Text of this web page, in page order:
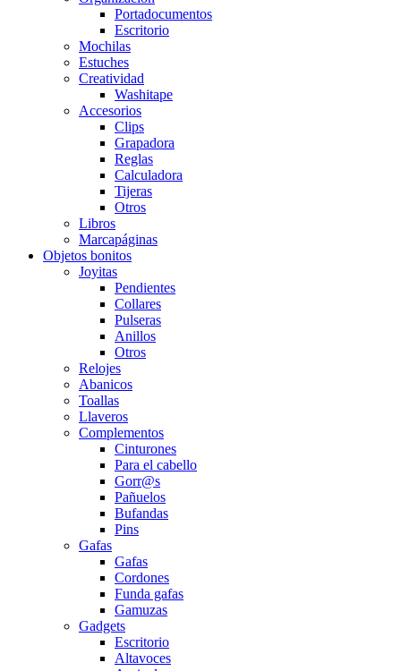
Portadocumentos
Escritorio
Mochilas
Estuches
Creatividad
Washitape
Accesorios
Clips
Grapadora
Reglas
Calculadora
Tijeras
Otros
Libros
Marcapáginas
Objetos bonitos
Joyitas
Pendientes
Collares
Pulseras
Anillos
Otros
Relojes
Abanicos
Toallas
Llaveros
Complementos
Cinturones
Para el cabello
Gorr@s
Pañuelos
Bufandas
Pins
Gafas
Gafas
Cordones
Funda gafas
Gamuzas
Gadgets
Escritorio
Altavoces